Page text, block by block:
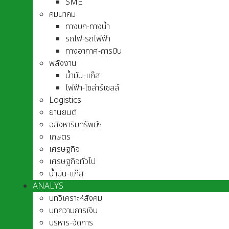
คมนาคม
ทางบก-ทางน้ำ
รถไฟ-รถไฟฟ้า
ทางอากาศ-การบิน
พลังงาน
น้ำมัน-แก๊ส
ไฟฟ้า-โซล่าร์เซลล์
Logistics
ยานยนต์
อสังหาริมทรัพย์ฯ
เกษตร
เศรษฐกิจ
เศรษฐกิจทั่วไป
น้ำมัน-แก๊ส
ANALYS
บทวิเคราะห์สังคม
บทความการเงิน
บริหาร-จัดการ